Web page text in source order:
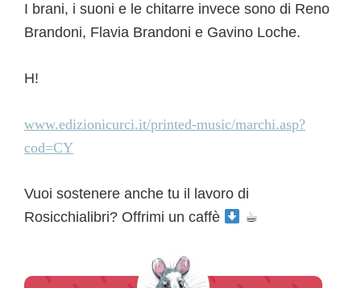
I brani, i suoni e le chitarre invece sono di Reno
Brandoni, Flavia Brandoni e Gavino Loche.
H!
www.edizionicurci.it/printed-music/marchi.asp?
cod=CY
Vuoi sostenere anche tu il lavoro di
Rosicchialibri? Offrimi un caffè
☕︎